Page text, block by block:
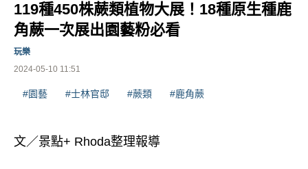
119種450株蕨類植物大展！18種原生種鹿
角蕨一次展出園藝粉必看
2024-05-10 11:51
玩樂
#園藝 #士林官邸 #蕨類 #鹿角蕨
文／景點+ Rhoda整理報導